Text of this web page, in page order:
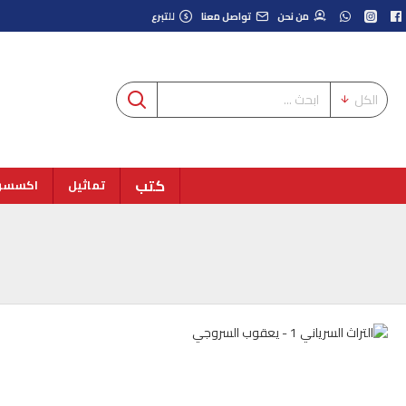
من نحن تواصل معنا للتبرع
الكل
كتب تماثيل